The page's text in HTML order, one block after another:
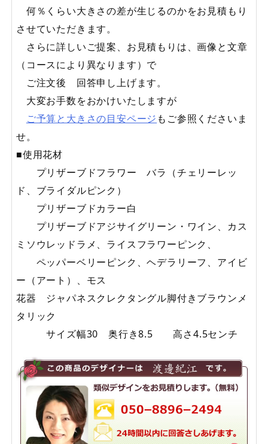
何％くらい大きさの差が生じるのかをお見積もり
させていただきます。
さらに詳しいご提案、お見積もりは、画像と文章
（コースにより異なります）で
ご注文後 回答申し上げます。
大変お手数をおかけいたしますが
ご予算と大きさの目安ページ もご参照くださいま
せ。
■使用花材
プリザーブドフラワー バラ（チェリーレッ
ド、ブライダルピンク）
プリザーブドカラー白
プリザーブドアジサイグリーン・ワイン、カス
ミソウレッドラメ、ライスフラワーピンク、
ペッパーベリーピンク、ヘデラリーフ、アイビ
ー（アート）、モス
花器 ジャパネスクレクタングル脚付きブラウンメ
タリック
サイズ幅30 奥行き8.5 高さ4.5センチ